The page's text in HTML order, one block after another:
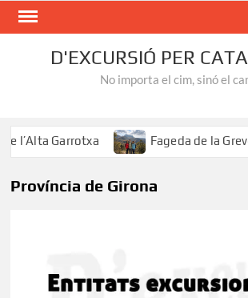
Skip
D'EXCURSIÓ PER
No importa el cim, sinó el
Garrotxa Fageda de la
Província de Girona